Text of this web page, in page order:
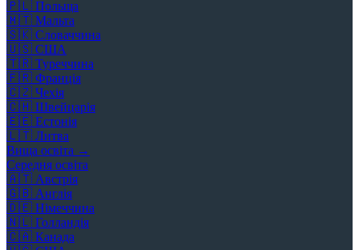
🇵🇱 Польща
🇲🇹 Мальта
🇸🇰 Словаччина
🇺🇸 США
🇹🇷 Туреччина
🇫🇷 Франція
🇨🇿 Чехія
🇨🇭 Швейцарія
🇪🇪 Естонія
🇱🇹 Литва
Вища освіта →
Середня освіта
🇦🇹 Австрія
🇬🇧 Англія
🇩🇪 Німеччина
🇳🇱 Голландія
🇨🇦 Канада